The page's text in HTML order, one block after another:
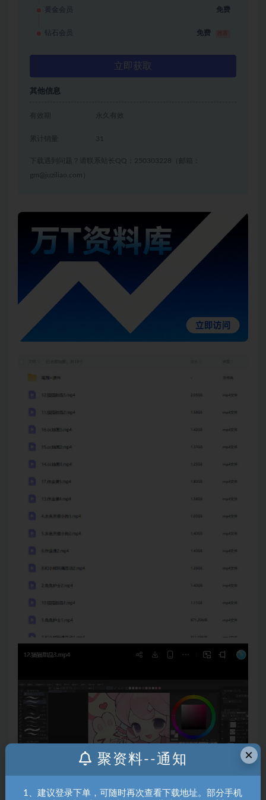
黄金会员 免费
钻石会员 免费
立即获取
其他信息
有效期 永久有效
累计销量 31
下载遇到问题？请联系站长QQ：250303228（邮箱：
gm@juziliao.com）
×
聚资料--通知
1、建议登录下单，可随时再次查看下载地址。部分手机